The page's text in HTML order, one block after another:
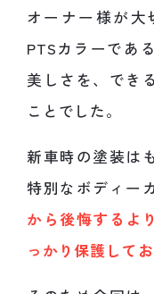
オーナー様が大
PTSカラーであ
美しさを、でき
ことでした。
新車時の塗装は
特別なボディー
から後悔するよ
っかり保護して